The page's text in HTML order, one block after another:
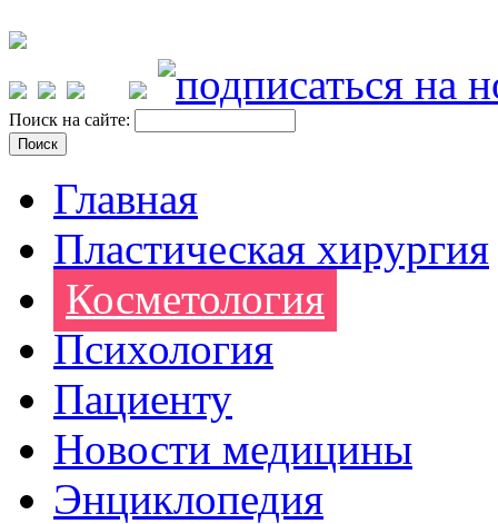
Поиск на сайте:
Главная
Пластическая хирургия
Косметология
Психология
Пациенту
Новости медицины
Энциклопедия